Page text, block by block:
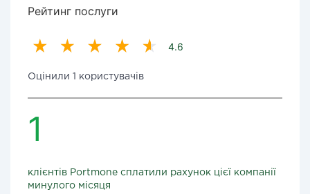
Рейтинг послуги
4.6
Оцінили 1 користувачів
1
клієнтів Portmone сплатили рахунок цієї компанії
минулого місяця